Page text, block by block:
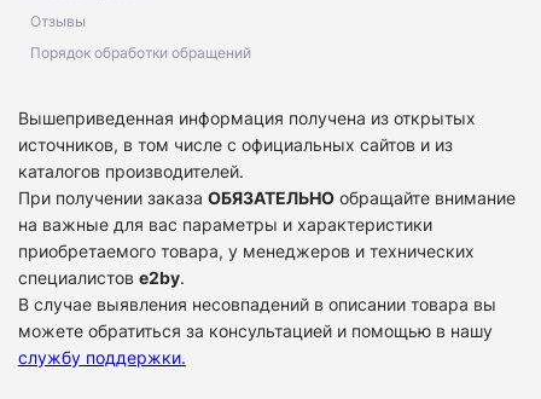
Отзывы
Порядок обработки обращений
Вышеприведенная информация получена из открытых
источников, в том числе с официальных сайтов и из
каталогов производителей.
При получении заказа ОБЯЗАТЕЛЬНО обращайте внимание
на важные для вас параметры и характеристики
приобретаемого товара, у менеджеров и технических
специалистов e2by.
В случае выявления несовпадений в описании товара вы
можете обратиться за консультацией и помощью в нашу
службу поддержки.